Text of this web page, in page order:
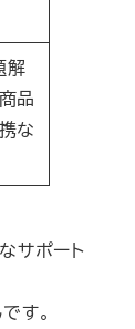
解
品
な
サポート
す。